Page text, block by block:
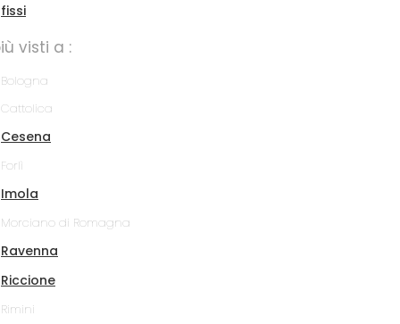
fissi
visti a :
Bologna
Cattolica
Cesena
Forlì
Imola
Morciano di Romagna
Ravenna
Riccione
Rimini